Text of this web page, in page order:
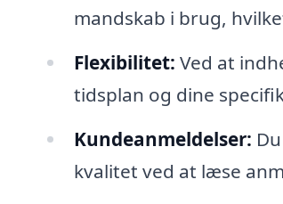
mandskab i brug,
Flexibilitet: Ved at
tidsplan og dine
Kundeanmeldelser:
kvalitet ved at læse